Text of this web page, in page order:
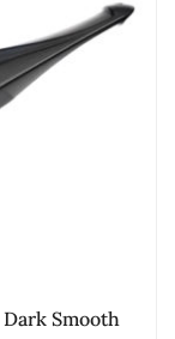
Smooth